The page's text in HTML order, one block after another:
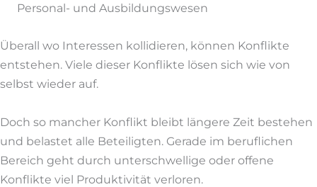
Personal- und Ausbildungswesen
Überall wo Interessen kollidieren, können Konflikte
entstehen. Viele dieser Konflikte lösen sich wie von
selbst wieder auf.
Doch so mancher Konflikt bleibt längere Zeit bestehen
und belastet alle Beteiligten. Gerade im beruflichen
Bereich geht durch unterschwellige oder offene
Konflikte viel Produktivität verloren.